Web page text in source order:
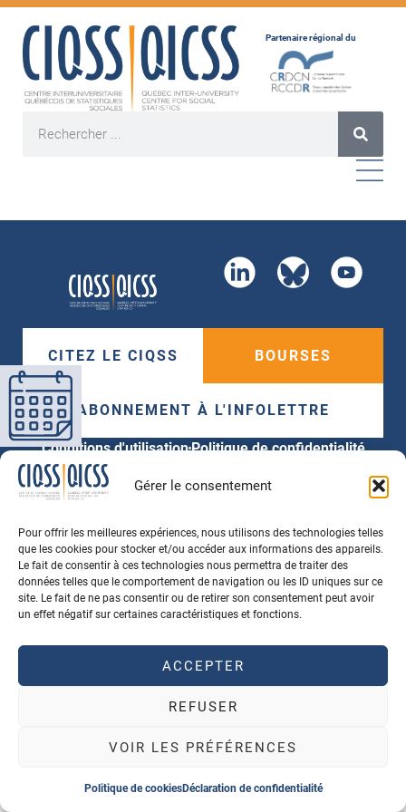
Gérer le consentement
Pour offrir les meilleures expériences, nous utilisons des technologies telles
que les cookies pour stocker et/ou accéder aux informations des appareils.
Le fait de consentir à ces technologies nous permettra de traiter des
données telles que le comportement de navigation ou les ID uniques sur ce
site. Le fait de ne pas consentir ou de retirer son consentement peut avoir
un effet négatif sur certaines caractéristiques et fonctions.
ACCEPTER
REFUSER
VOIR LES PRÉFÉRENCES
Politique de cookiesDéclaration de confidentialité
Partenaire régional du
CITEZ LE CIQSS BOURSES
ABONNEMENT À L'INFOLETTRE
Conditions d'utilisationPolitique de confidentialité
Propulsé par
Agence PhDesign, hébergé au Canada